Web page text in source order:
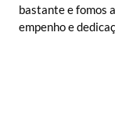
bastante e fomos
empenho e